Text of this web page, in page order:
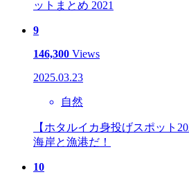
ットまとめ 2021
9
146,300 Views
2025.03.23
自然
【ホタルイカ身投げスポット
海岸と漁港だ！
10